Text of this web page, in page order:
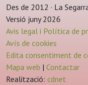
Des de 2012 · La
Versió juny 2026
Avis legal i Política de
Avís de cookies
Edita consentiment de
Mapa web | Contactar
Realització: cdnet